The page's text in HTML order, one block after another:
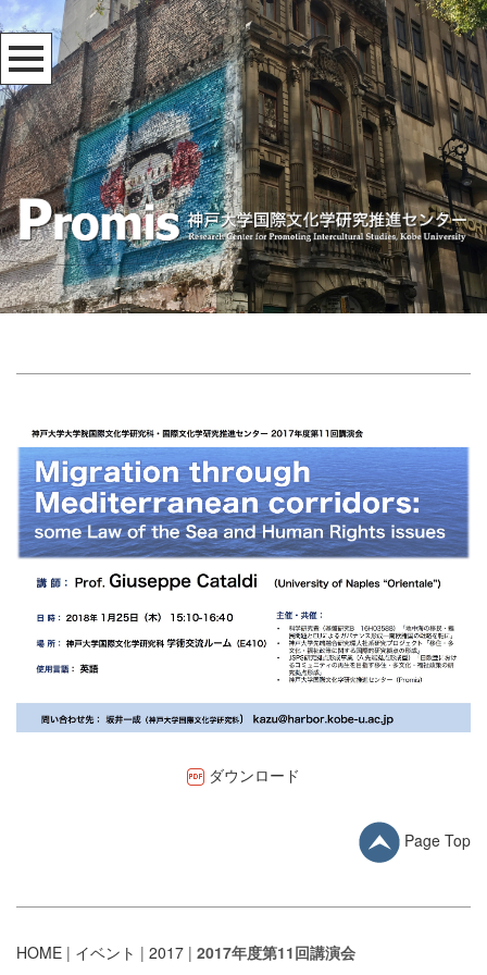
ダウンロード
Page Top
HOME | イベント | 2017 | 2017年度第11回講演会